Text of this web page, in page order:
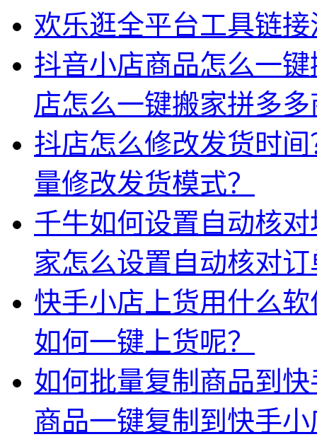
欢乐逛全平台工具链接
抖音小店商品怎么一
店怎么一键搬家拼多
抖店怎么修改发货时
量修改发货模式？
千牛如何设置自动核
家怎么设置自动核对
快手小店上货用什么
如何一键上货呢？
如何批量复制商品到
商品一键复制到快手小